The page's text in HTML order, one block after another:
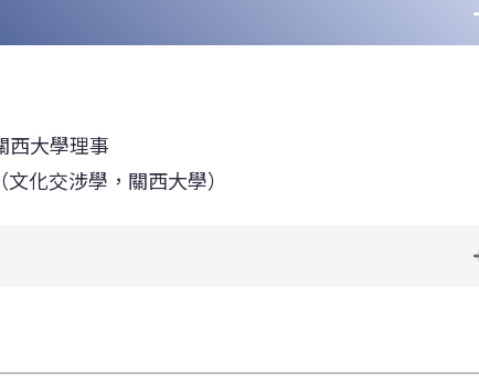
西大學理事
化交涉學，關西大學）